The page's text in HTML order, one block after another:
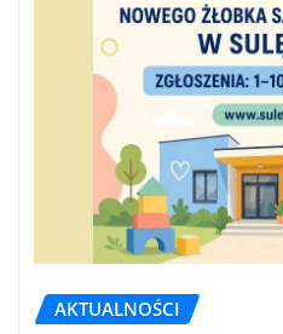
AKTUALNOŚCI